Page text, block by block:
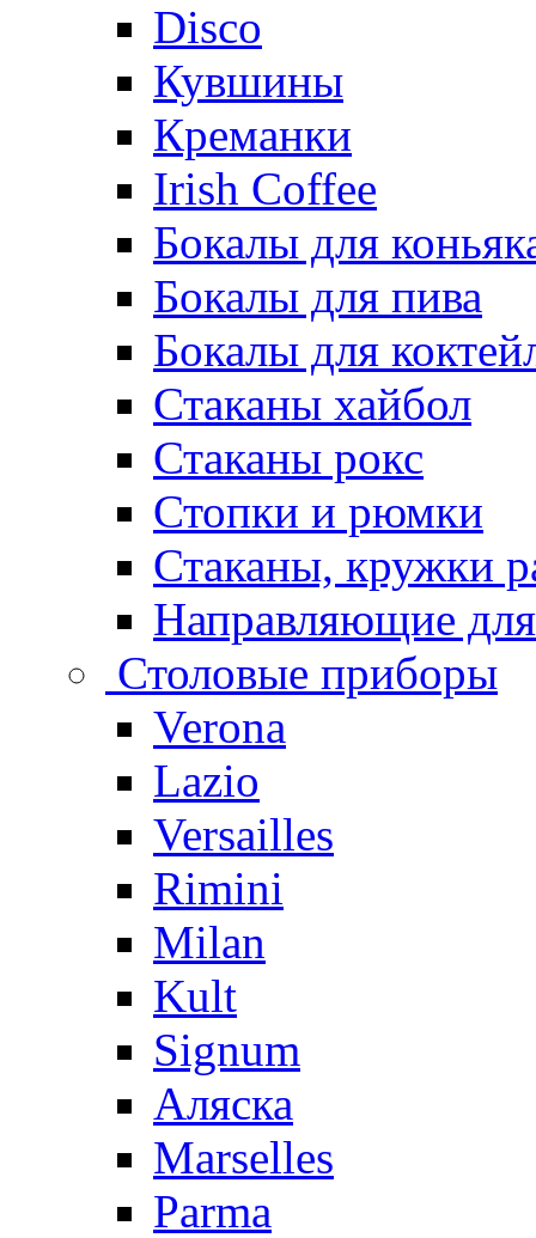
Disco
Кувшины
Креманки
Irish Coffee
Бокалы для
Бокалы для пива
Бокалы для
Стаканы хайбол
Стаканы рокс
Стопки и рюмки
Стаканы, кружки
Направляющие
Столовые приборы
Verona
Lazio
Versailles
Rimini
Milan
Kult
Signum
Аляска
Marselles
Parma